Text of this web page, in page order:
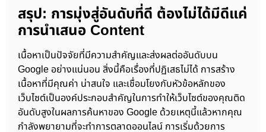
สรุป: การมุ่งสู่อันดับที่ดี ต้องไม่ได้มีดีแค่
การนำเสนอ Content
เนื้อหาเป็นปัจจัยที่มีความสำคัญและส่งผลต่ออันดับบน
Google อย่างแน่นอน สิ่งนี้คือเรื่องที่ปฏิเสธไม่ได้ การสร้าง
เนื้อหาที่มีคุณค่า น่าสนใจ และเชื่อมโยงกับหัวข้อหลักของ
เว็บไซต์เป็นองค์ประกอบสำคัญในการทำให้เว็บไซต์ของคุณติด
อันดับสูงในผลการค้นหาของ Google ด้วยเหตุนี้แล้วหากคุณ
กำลังพยายามที่จะทำการตลาดออนไลน์ การเริ่มด้วยการ